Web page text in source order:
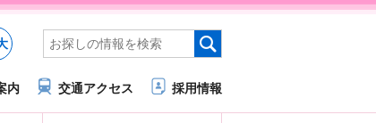
内 交通アクセス 採用情報